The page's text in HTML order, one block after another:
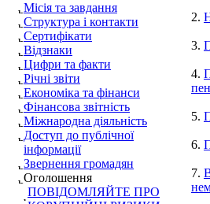
Місія та завдання
Структура і контакти
Сертифікати
Відзнаки
Цифри та факти
Річні звіти
Економіка та фінанси
Фінансова звітність
Міжнародна діяльність
Доступ до публічної
інформації
Звернення громадян
Оголошення
ПОВІДОМЛЯЙТЕ ПРО
2.
3.
4.
5.
6.
7.